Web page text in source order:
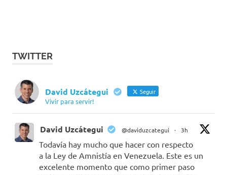
TWITTER
David Uzcátegui Seguir
Vivir para servir!
David Uzcátegui @daviduzcategui · 3h
Todavía hay mucho que hacer con respecto
a la Ley de Amnistía en Venezuela. Este es un
excelente momento que como primer paso